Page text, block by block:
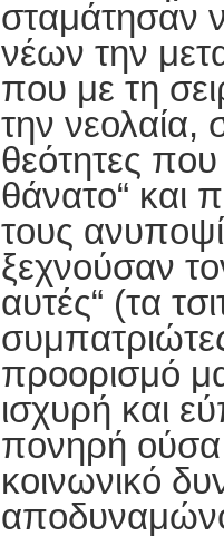
σταμάτησαν
νέων την
που με τη
την νεολαία,
θεότητες
θάνατο“ και
τους
ξεχνούσαν
αυτές“ (τα
προορισμό
ισχυρή και
πονηρή
κοινωνικό